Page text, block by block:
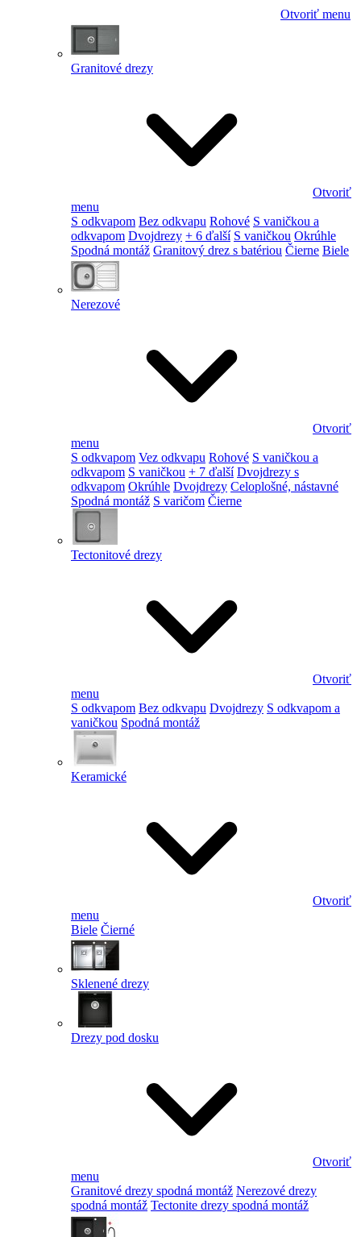
Otvoriť menu
Granitové drezy
Otvoriť
menu
S odkvapom Bez odkvapu Rohové S vaničkou a
odkvapom Dvojdrezy + 6 ďalší S vaničkou Okrúhle
Spodná montáž Granitový drez s batériou Čierne Biele
Nerezové
Otvoriť
menu
S odkvapom Vez odkvapu Rohové S vaničkou a
odkvapom S vaničkou + 7 ďalší Dvojdrezy s
odkvapom Okrúhle Dvojdrezy Celoplošné, nástavné
Spodná montáž S varičom Čierne
Tectonitové drezy
Otvoriť
menu
S odkvapom Bez odkvapu Dvojdrezy S odkvapom a
vaničkou Spodná montáž
Keramické
Otvoriť
menu
Biele Čierné
Sklenené drezy
Drezy pod dosku
Otvoriť
menu
Granitové drezy spodná montáž Nerezové drezy
spodná montáž Tectonite drezy spodná montáž